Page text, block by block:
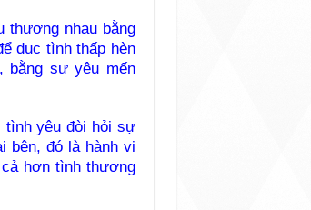
thương nhau bằng
dục tình thấp hèn
bằng sự yêu mến
tình yêu đòi hỏi sự
bên, đó là hành vi
cả hơn tình thương